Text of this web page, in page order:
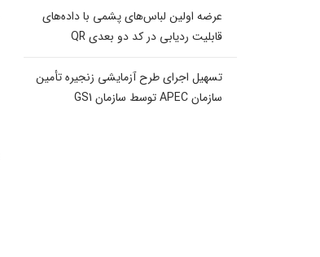
عرضه اولین لباس‌های پشمی با داده‌های
قابلیت ردیابی در کد دو بعدی QR
تسهیل اجرای طرح آزمایشی زنجیره تأمین
سازمان APEC توسط سازمان GS1